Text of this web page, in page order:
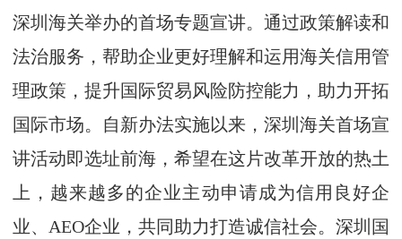
深圳海关举办的首场专题宣讲。通过政策解读和
法治服务，帮助企业更好理解和运用海关信用管
理政策，提升国际贸易风险防控能力，助力开拓
国际市场。自新办法实施以来，深圳海关首场宣
讲活动即选址前海，希望在这片改革开放的热土
上，越来越多的企业主动申请成为信用良好企
业、AEO企业，共同助力打造诚信社会。深圳国